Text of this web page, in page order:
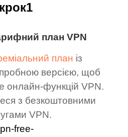
план VPN
план із
версією, щоб
онлайн-функцій VPN.
з безкоштовними
VPN.
крок1